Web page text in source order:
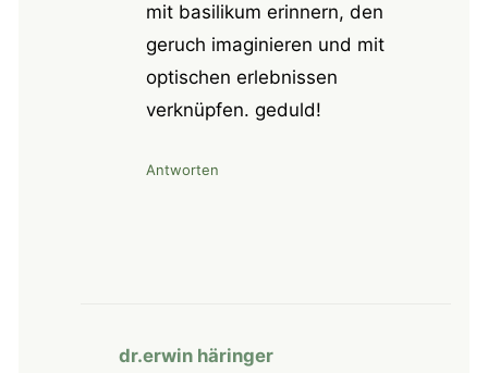
mit basilikum erinnern, den
geruch imaginieren und mit
optischen erlebnissen
verknüpfen. geduld!
Antworten
dr.erwin häringer